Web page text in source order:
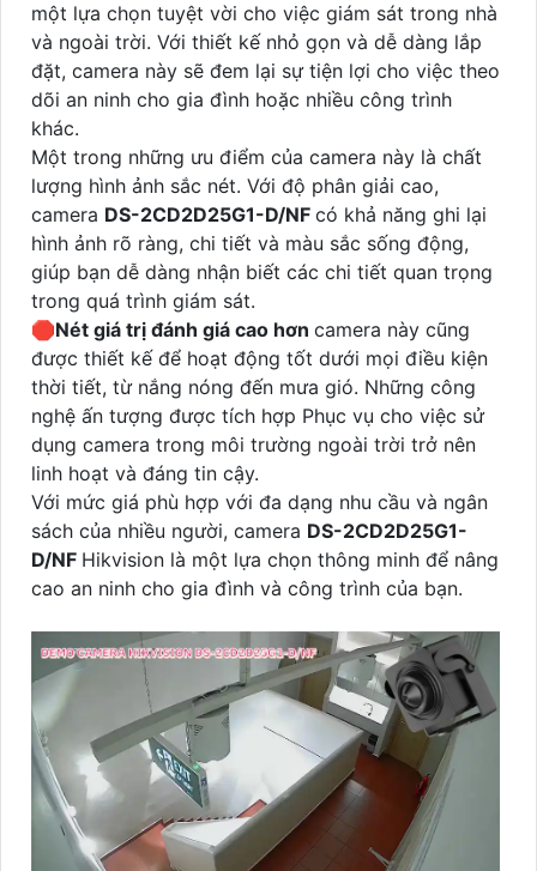
một lựa chọn tuyệt vời cho việc giám sát trong nhà
và ngoài trời. Với thiết kế nhỏ gọn và dễ dàng lắp
đặt, camera này sẽ đem lại sự tiện lợi cho việc theo
dõi an ninh cho gia đình hoặc nhiều công trình
khác.
Một trong những ưu điểm của camera này là chất
lượng hình ảnh sắc nét. Với độ phân giải cao,
camera DS-2CD2D25G1-D/NF có khả năng ghi lại
hình ảnh rõ ràng, chi tiết và màu sắc sống động,
giúp bạn dễ dàng nhận biết các chi tiết quan trọng
trong quá trình giám sát.
🛑Nét giá trị đánh giá cao hơn camera này cũng
được thiết kế để hoạt động tốt dưới mọi điều kiện
thời tiết, từ nắng nóng đến mưa gió. Những công
nghệ ấn tượng được tích hợp Phục vụ cho việc sử
dụng camera trong môi trường ngoài trời trở nên
linh hoạt và đáng tin cậy.
Với mức giá phù hợp với đa dạng nhu cầu và ngân
sách của nhiều người, camera DS-2CD2D25G1-
D/NF Hikvision là một lựa chọn thông minh để nâng
cao an ninh cho gia đình và công trình của bạn.